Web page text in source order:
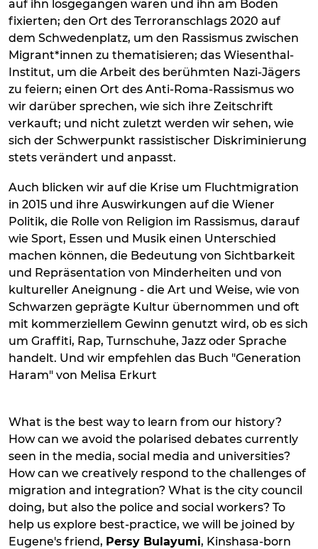
auf ihn losgegangen waren und ihn am Boden
fixierten; den Ort des Terroranschlags 2020 auf
dem Schwedenplatz, um den Rassismus zwischen
Migrant*innen zu thematisieren; das Wiesenthal-
Institut, um die Arbeit des berühmten Nazi-Jägers
zu feiern; einen Ort des Anti-Roma-Rassismus wo
wir darüber sprechen, wie sich ihre Zeitschrift
verkauft; und nicht zuletzt werden wir sehen, wie
sich der Schwerpunkt rassistischer Diskriminierung
stets verändert und anpasst.
Auch blicken wir auf die Krise um Fluchtmigration
in 2015 und ihre Auswirkungen auf die Wiener
Politik, die Rolle von Religion im Rassismus, darauf
wie Sport, Essen und Musik einen Unterschied
machen können, die Bedeutung von Sichtbarkeit
und Repräsentation von Minderheiten und von
kultureller Aneignung - die Art und Weise, wie von
Schwarzen geprägte Kultur übernommen und oft
mit kommerziellem Gewinn genutzt wird, ob es sich
um Graffiti, Rap, Turnschuhe, Jazz oder Sprache
handelt. Und wir empfehlen das Buch "Generation
Haram" von Melisa Erkurt
What is the best way to learn from our history?
How can we avoid the polarised debates currently
seen in the media, social media and universities?
How can we creatively respond to the challenges of
migration and integration? What is the city council
doing, but also the police and social workers? To
help us explore best-practice, we will be joined by
Eugene's friend, Persy Bulayumi, Kinshasa-born